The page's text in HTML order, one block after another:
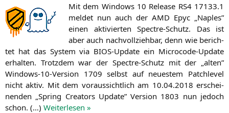
Mit dem Win­dows 10 Release RS417133.1
mel­det nun auch der AMD Epyc „Nap­les”
einen akti­vier­ten Spect­re-Schutz. Das ist
aber auch nach­voll­zieh­bar, denn wie berich­
tet hat das Sys­tem via BIOS-Update ein Micro­code-Update
erhal­ten. Trotz­dem war der Spect­re-Schutz mit der „alten”
Win­dows-10-Ver­si­on 1709 selbst auf neu­es­tem Patch­le­vel
nicht aktiv. Mit dem vor­aus­sicht­lich am 10.04.2018 erschei­
nen­den „Spring Crea­tors Update” Ver­si­on 1803 nun jedoch
schon. (…) Wei­ter­le­sen »